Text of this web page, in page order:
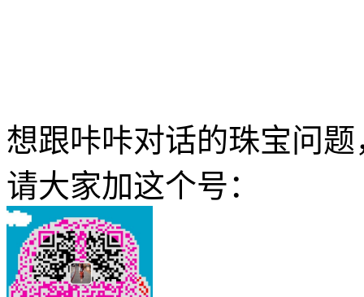
想跟咔咔对话的珠宝问题
请大家加这个号：